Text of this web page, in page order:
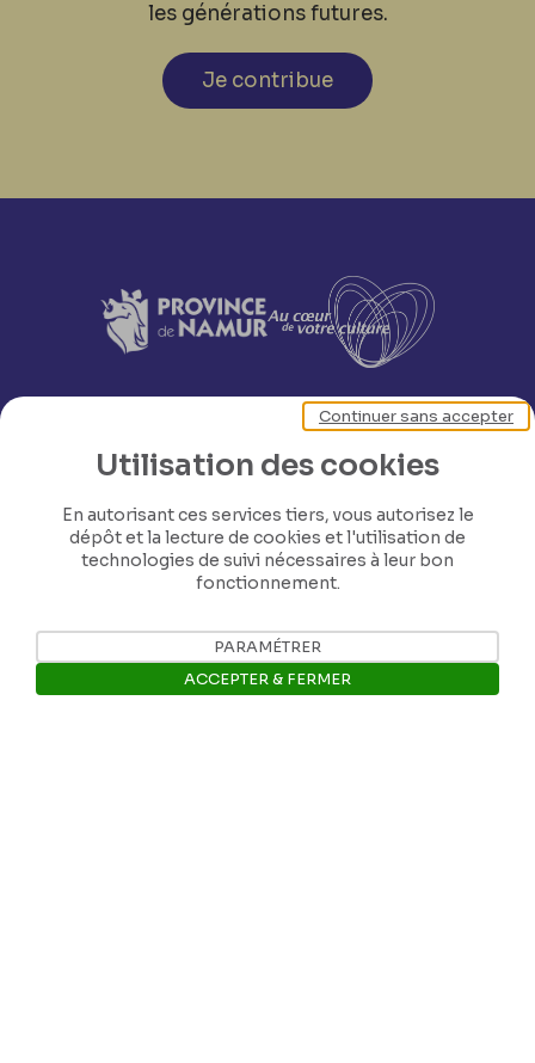
les générations futures.
Je contribue
Nos coordonnées
Utilisation des cookies
En autorisant ces services tiers, vous autorisez le
dépôt et la lecture de cookies et l'utilisation de
technologies de suivi nécessaires à leur bon
fonctionnement.
Continuer sans accepter
PARAMÉTRER
ACCEPTER & FERMER